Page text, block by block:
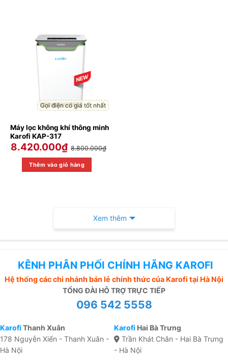
Gọi điện có giá tốt nhất
Máy lọc không khí thông minh
Karofi KAP-317
8.420.000₫ 8.800.000₫
Thêm vào giỏ hàng
Xem thêm
KÊNH PHÂN PHỐI CHÍNH HÃNG KAROFI
Hệ thống các chi nhánh bán lẻ chính thức của Karofi tại Hà Nội
TỔNG ĐÀI HỖ TRỢ TRỰC TIẾP
096 542 5558
Karofi Thanh Xuân
178 Nguyễn Xiển - Thanh Xuân -
Hà Nội
Karofi Hai Bà Trưng
Trần Khát Chân - Hai Bà Trưng
- Hà Nội